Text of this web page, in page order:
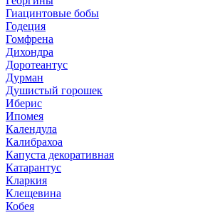
Гиацинтовые бобы
Годеция
Гомфрена
Дихондра
Доротеантус
Дурман
Душистый горошек
Иберис
Ипомея
Календула
Калибрахоа
Капуста декоративная
Катарантус
Кларкия
Клещевина
Кобея